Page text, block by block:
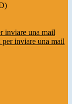
inviare una mail
inviare una mail